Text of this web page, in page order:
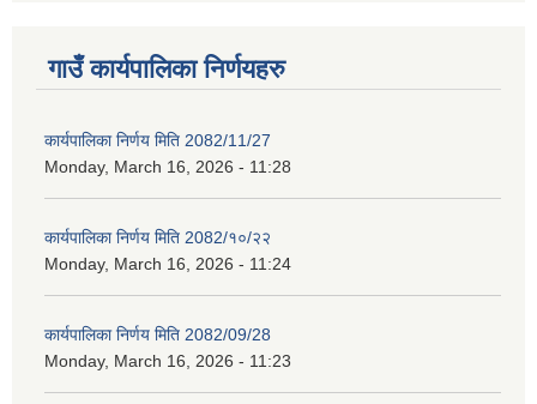
गाउँ कार्यपालिका निर्णयहरु
कार्यपालिका निर्णय मिति 2082/11/27
Monday, March 16, 2026 - 11:28
कार्यपालिका निर्णय मिति 2082/१०/२२
Monday, March 16, 2026 - 11:24
कार्यपालिका निर्णय मिति 2082/09/28
Monday, March 16, 2026 - 11:23